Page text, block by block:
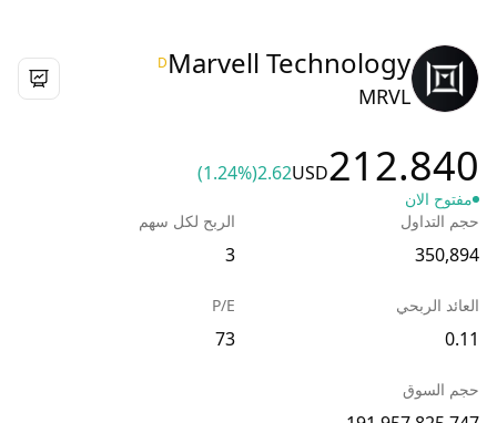
Marvell Technology
D
MRVL
212.840
USD
2.62
(1.24%)
مفتوح الان
حجم التداول
350,894
الربح لكل سهم
3
العائد الربحي
0.11
P/E
73
حجم السوق